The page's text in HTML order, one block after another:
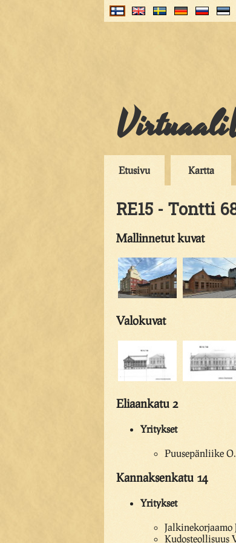
Etusivu Kartta
RE15 - Tontti
Mallinnetut kuvat
Valokuvat
Eliaankatu 2
Yritykset
Puusepänliike
Kannaksenkatu 14
Yritykset
Jalkinekorjaamo
Kudosteollisuus